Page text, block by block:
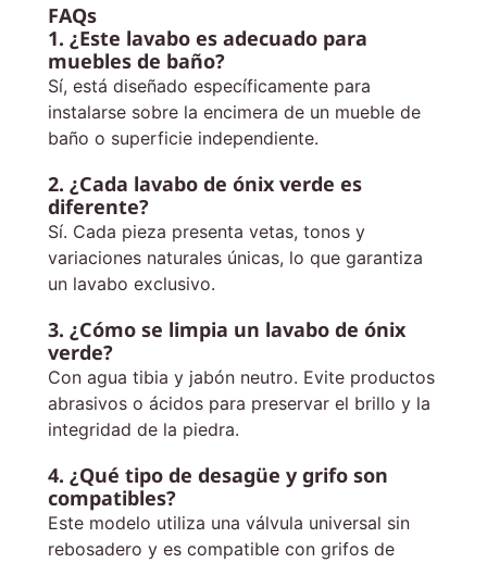
FAQs
1. ¿Este lavabo es adecuado para
muebles de baño?
Sí, está diseñado específicamente para
instalarse sobre la encimera de un mueble de
baño o superficie independiente.
2. ¿Cada lavabo de ónix verde es
diferente?
Sí. Cada pieza presenta vetas, tonos y
variaciones naturales únicas, lo que garantiza
un lavabo exclusivo.
3. ¿Cómo se limpia un lavabo de ónix
verde?
Con agua tibia y jabón neutro. Evite productos
abrasivos o ácidos para preservar el brillo y la
integridad de la piedra.
4. ¿Qué tipo de desagüe y grifo son
compatibles?
Este modelo utiliza una válvula universal sin
rebosadero y es compatible con grifos de